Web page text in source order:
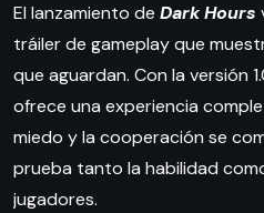
El lanzamiento de Dark Hours
tráiler de gameplay que
que aguardan. Con la versión
ofrece una experiencia
miedo y la cooperación se
prueba tanto la habilidad
jugadores.